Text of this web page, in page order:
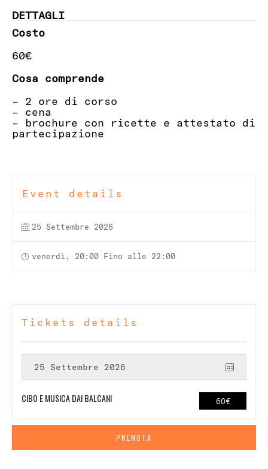
Event details
25 Settembre 2026
venerdì, 20:00 Fino alle 22:00
Tickets details
25 Settembre 2026
49.1803€
CIBO E MUSICA DAI BALCANI
PRENOTA
DETTAGLI
Costo
60€
Cosa comprende
– 2 ore di corso
– cena
– brochure con ricette e attestato di
partecipazione